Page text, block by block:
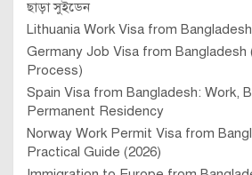
ছাড়া সুইডেন
Lithuania Work Visa from
Germany Job Visa from Bangladesh
Process)
Spain Visa from Bangladesh: Work,
Permanent Residency
Norway Work Permit Visa from
Practical Guide (2026)